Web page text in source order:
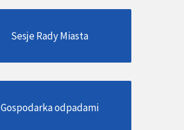
Sesje Rady Miasta
Gospodarka odpadami